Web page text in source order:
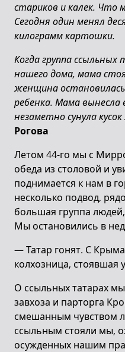
стариков и калек. Что
Сегодня один менял
килограмм картошки.
Когда группа
нашего дома, мама
женщина
ребенка. Мама вынесла
незаметно сунула кусок
Рогова
Летом 44-го мы с
обеда из столовой и
поднимается к нам в
несколько подвод,
большая группа
Мы остановились в
— Татар гонят. С
колхозница, стоявшая
О ссыльных татарах
завхоза и парторга
смешанным чувством
ссыльным стояли мы,
осужденных нашим